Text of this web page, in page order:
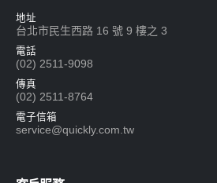
地址
台北市民生西路 16 號 9 樓之 3
電話
(02) 2511-9098
傳真
(02) 2511-8764
電子信箱
service@quickly.com.tw